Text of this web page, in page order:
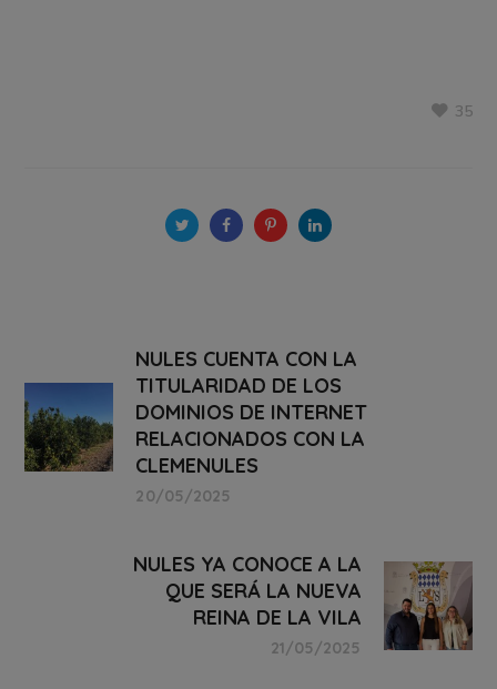
35
NULES CUENTA CON LA
TITULARIDAD DE LOS
DOMINIOS DE INTERNET
RELACIONADOS CON LA
CLEMENULES
20/05/2025
NULES YA CONOCE A LA
QUE SERÁ LA NUEVA
REINA DE LA VILA
21/05/2025